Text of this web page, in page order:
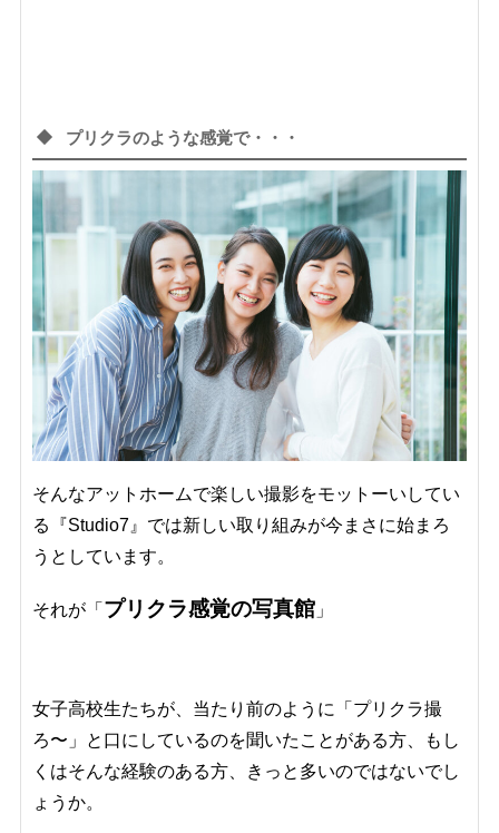
プリクラのような感覚で・・・
そんなアットホームで楽しい撮影をモットーいしてい
る『Studio7』では新しい取り組みが今まさに始まろ
うとしています。
それが「 プリクラ感覚の写真館」
女子高校生たちが、当たり前のように「プリクラ撮
ろ〜」と口にしているのを聞いたことがある方、もし
くはそんな経験のある方、きっと多いのではないでし
ょうか。